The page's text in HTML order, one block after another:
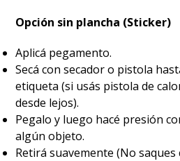
Opción sin plancha (Sticker)
Aplicá pegamento.
Secá con secador o pistola
etiqueta (si usás pistola de
desde lejos).
Pegalo y luego hacé presión
algún objeto.
Retirá suavemente (No saques